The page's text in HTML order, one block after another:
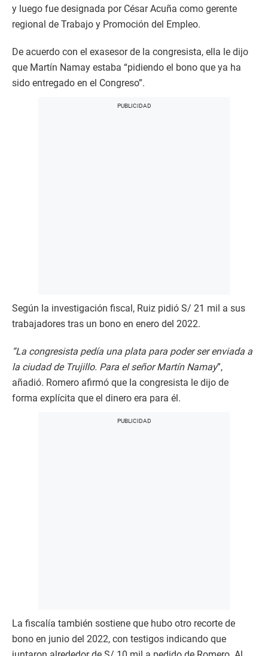
y luego fue designada por César Acuña como gerente
regional de Trabajo y Promoción del Empleo.
De acuerdo con el exasesor de la congresista, ella le dijo
que Martín Namay estaba “pidiendo el bono que ya ha
sido entregado en el Congreso”.
Según la investigación fiscal, Ruiz pidió S/ 21 mil a sus
trabajadores tras un bono en enero del 2022.
“La congresista pedía una plata para poder ser enviada a
la ciudad de Trujillo. Para el señor Martín Namay”,
añadió. Romero afirmó que la congresista le dijo de
forma explícita que el dinero era para él.
La fiscalía también sostiene que hubo otro recorte de
bono en junio del 2022, con testigos indicando que